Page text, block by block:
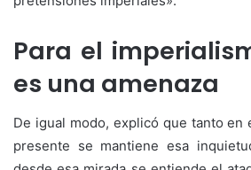
Para el
es una amenaza
De igual modo, explicó que tanto en
presente se mantiene esa